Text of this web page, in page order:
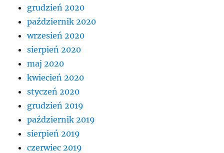
grudzień 2020
październik 2020
wrzesień 2020
sierpień 2020
maj 2020
kwiecień 2020
styczeń 2020
grudzień 2019
październik 2019
sierpień 2019
czerwiec 2019